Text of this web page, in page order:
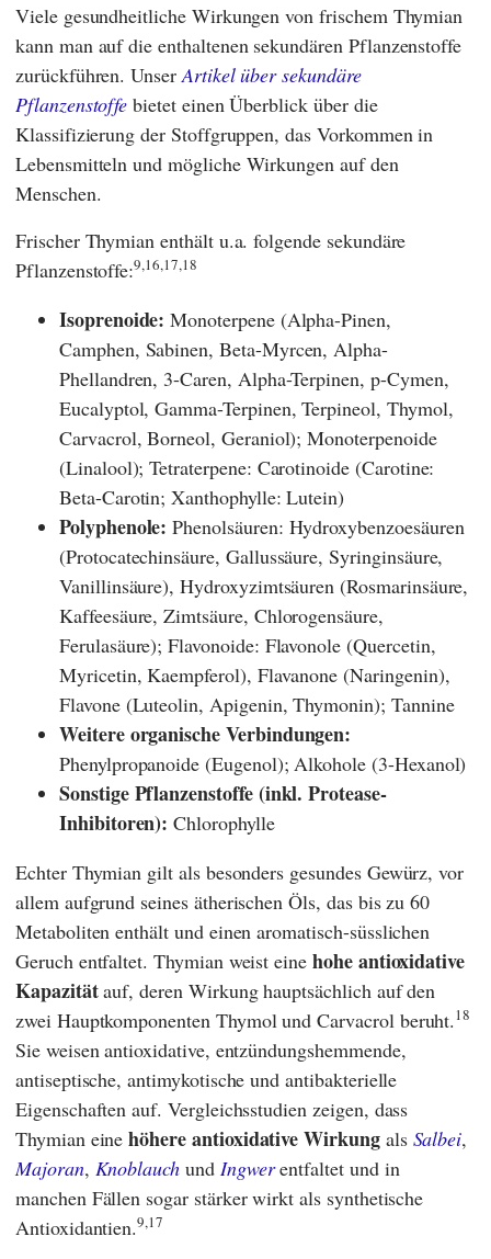
Viele gesundheitliche Wirkungen von frischem Thymian
kann man auf die enthaltenen sekundären Pflanzenstoffe
zurückführen. Unser Artikel über sekundäre
Pflanzenstoffe bietet einen Überblick über die
Klassifizierung der Stoffgruppen, das Vorkommen in
Lebensmitteln und mögliche Wirkungen auf den
Menschen.
Frischer Thymian enthält u.a. folgende sekundäre
Pflanzenstoffe:9,16,17,18
Isoprenoide: Monoterpene (Alpha-Pinen,
Camphen, Sabinen, Beta-Myrcen, Alpha-
Phellandren, 3-Caren, Alpha-Terpinen, p-Cymen,
Eucalyptol, Gamma-Terpinen, Terpineol, Thymol,
Carvacrol, Borneol, Geraniol); Monoterpenoide
(Linalool); Tetraterpene: Carotinoide (Carotine:
Beta-Carotin; Xanthophylle: Lutein)
Polyphenole: Phenolsäuren: Hydroxybenzoesäuren
(Protocatechinsäure, Gallussäure, Syringinsäure,
Vanillinsäure), Hydroxyzimtsäuren (Rosmarinsäure,
Kaffeesäure, Zimtsäure, Chlorogensäure,
Ferulasäure); Flavonoide: Flavonole (Quercetin,
Myricetin, Kaempferol), Flavanone (Naringenin),
Flavone (Luteolin, Apigenin, Thymonin); Tannine
Weitere organische Verbindungen:
Phenylpropanoide (Eugenol); Alkohole (3-Hexanol)
Sonstige Pflanzenstoffe (inkl. Protease-
Inhibitoren):Chlorophylle
Echter Thymian gilt als besonders gesundes Gewürz, vor
allem aufgrund seines ätherischen Öls, das bis zu 60
Metaboliten enthält und einen aromatisch-süsslichen
Geruch entfaltet. Thymian weist einehohe antioxidative
Kapazitätauf, deren Wirkung hauptsächlich auf den
zwei Hauptkomponenten Thymol und Carvacrol beruht.18
Sie weisen antioxidative, entzündungshemmende,
antiseptische, antimykotische und antibakterielle
Eigenschaften auf. Vergleichsstudien zeigen, dass
Thymian einehöhere antioxidative Wirkung als Salbei,
Majoran, Knoblauch und Ingwerentfaltet und in
manchen Fällen sogar stärker wirkt als synthetische
Antioxidantien.9,17